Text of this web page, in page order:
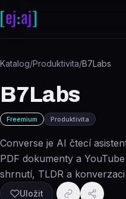
Katalog/Produktivita/B7Labs
B7Labs
Freemium Produktivita
Converse je AI čtecí
PDF dokumenty a
shrnutí, TLDR a
Uložit